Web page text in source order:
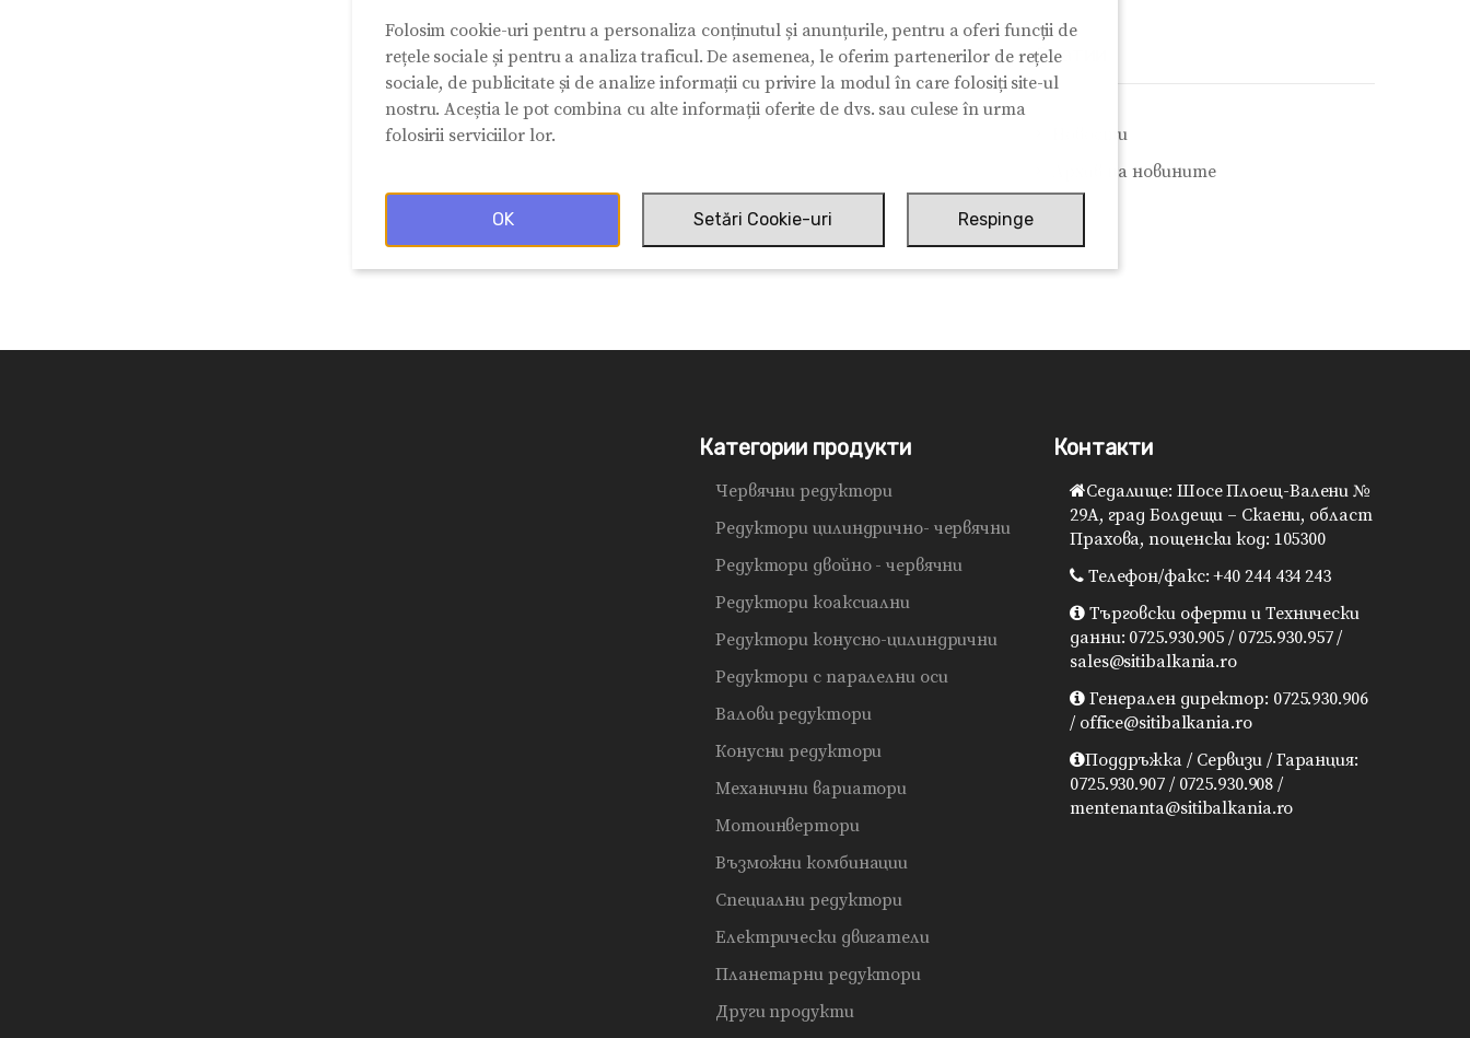
Cтатии
Новости
Архив на новините
Категории продукти
Червячни редуктори
Редуктори цилиндрично- червячни
Редуктори двойно - червячни
Редуктори коаксиални
Редуктори конусно-цилиндрични
Редуктори с паралелни оси
Валови редуктори
Конусни редуктори
Механични вариатори
Мотоинвертори
Възможни комбинации
Специални редуктори
Електрически двигатели
Планетарни редуктори
Други продукти
Контакти
Седалище: Шосе Плоещ-Валени №
29A, град Болдещи – Скаени, област
Прахова, пощенски код: 105300
Телефон/факс: +40 244 434 243
Търговски оферти и Технически
данни: 0725.930.905 / 0725.930.957 /
sales@sitibalkania.ro
Генерален директор: 0725.930.906
/ office@sitibalkania.ro
Поддръжка / Сервизи / Гаранция:
0725.930.907 / 0725.930.908 /
mentenanta@sitibalkania.ro
Folosim cookie-uri pentru a personaliza conținutul și anunțurile, pentru a oferi funcții de
rețele sociale și pentru a analiza traficul. De asemenea, le oferim partenerilor de rețele
sociale, de publicitate și de analize informații cu privire la modul în care folosiți site-ul
nostru. Aceștia le pot combina cu alte informații oferite de dvs. sau culese în urma
folosirii serviciilor lor.
OK Setări Cookie-uri Respinge